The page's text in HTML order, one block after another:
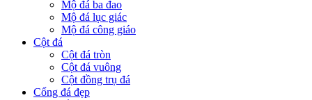
Mộ đá ba đao
Mộ đá lục giác
Mộ đá công giáo
Cột đá
Cột đá tròn
Cột đá vuông
Cột đồng trụ đá
Cổng đá đẹp